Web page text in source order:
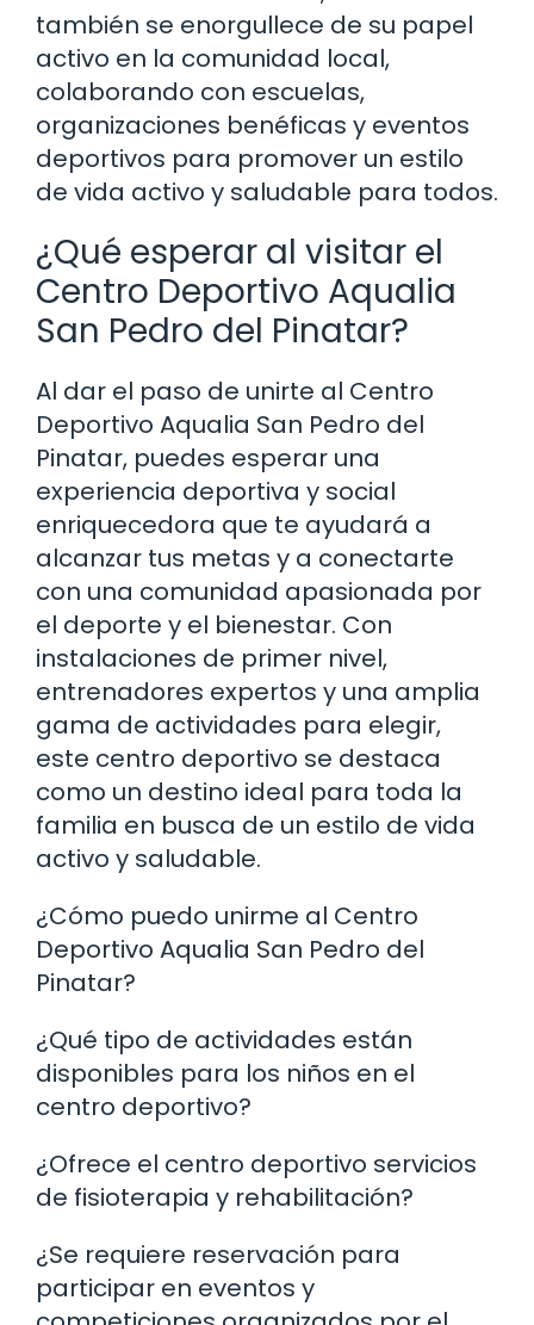
también se enorgullece de su papel
activo en la comunidad local,
colaborando con escuelas,
organizaciones benéficas y eventos
deportivos para promover un estilo
de vida activo y saludable para todos.
¿Qué esperar al visitar el
Centro Deportivo Aqualia
San Pedro del Pinatar?
Al dar el paso de unirte al Centro
Deportivo Aqualia San Pedro del
Pinatar, puedes esperar una
experiencia deportiva y social
enriquecedora que te ayudará a
alcanzar tus metas y a conectarte
con una comunidad apasionada por
el deporte y el bienestar. Con
instalaciones de primer nivel,
entrenadores expertos y una amplia
gama de actividades para elegir,
este centro deportivo se destaca
como un destino ideal para toda la
familia en busca de un estilo de vida
activo y saludable.
¿Cómo puedo unirme al Centro
Deportivo Aqualia San Pedro del
Pinatar?
¿Qué tipo de actividades están
disponibles para los niños en el
centro deportivo?
¿Ofrece el centro deportivo servicios
de fisioterapia y rehabilitación?
¿Se requiere reservación para
participar en eventos y